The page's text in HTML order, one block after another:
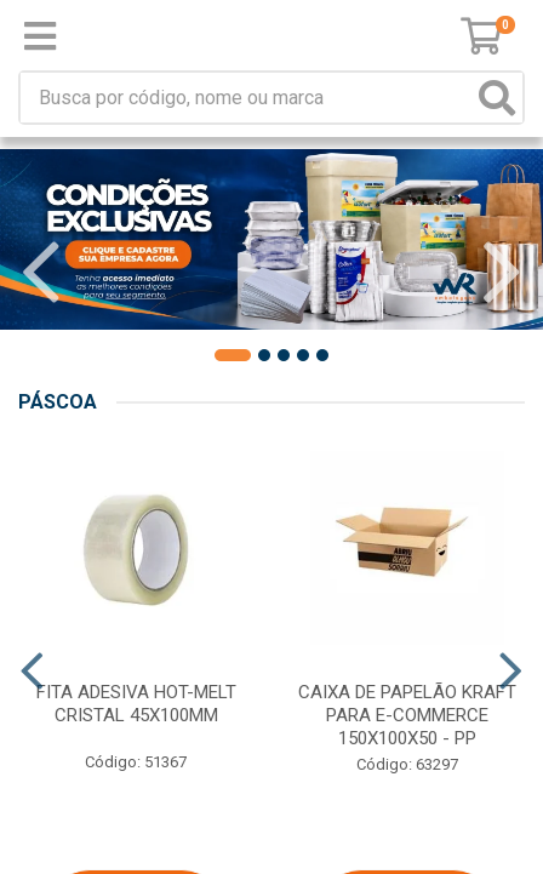
0
PÁSCOA
FITA ADESIVA HOT-MELT
CRISTAL 45X100MM
Código: 51367
CAIXA DE PAPELÃO KRAFT
PARA E-COMMERCE
150X100X50 - PP
Código: 63297